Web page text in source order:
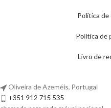
Política de
Política de
Livro de
Oliveira de Azeméis, Portugal
+351 912 715 535